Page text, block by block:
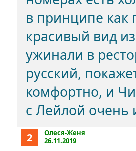
в принципе как
красивый вид
ужинали в
русский,
комфортно, и
с Лейлой очень
2
Олеся-Женя
26.11.2019